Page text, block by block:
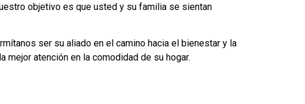
objetivo es que usted y su familia se sientan
ser su aliado en el camino hacia el bienestar y la
atención en la comodidad de su hogar.